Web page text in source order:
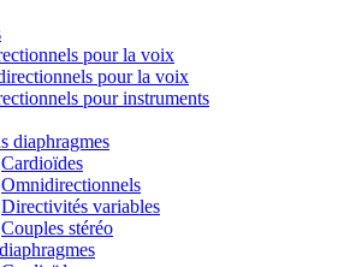
pour la voix
pour la voix
pour instruments
diaphragmes
Cardioïdes
Omnidirectionnels
Directivités variables
Couples stéréo